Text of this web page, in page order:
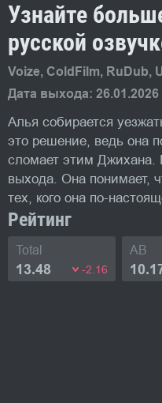
Узнайте
русской
Voize, ColdFilm, RuDub,
Дата выхода: 26.01.2026
Алья собирается
это решение, ведь она
сломает этим Джихана.
выхода. Она понимает,
тех, кого она по-
Рейтинг
Total
13.48 -2.16
AB